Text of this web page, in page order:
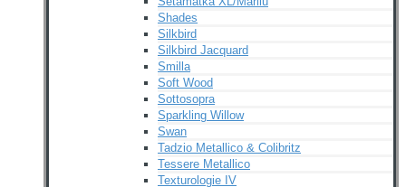
Shades
Silkbird
Silkbird Jacquard
Smilla
Soft Wood
Sottosopra
Sparkling Willow
Swan
Tadzio Metallico & Colibritz
Tessere Metallico
Texturologie IV